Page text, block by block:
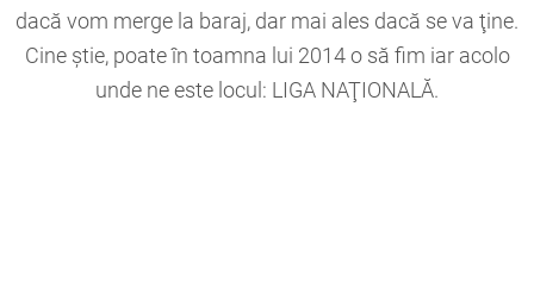
dacă vom merge la baraj, dar mai ales dacă se va ţine.
Cine ştie, poate în toamna lui 2014 o să fim iar acolo
unde ne este locul: LIGA NAŢIONALĂ.